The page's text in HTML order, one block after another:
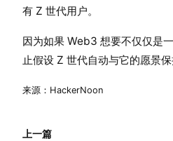
有 Z 世代用户。
因为如果 Web3 想要不仅仅是
止假设 Z 世代自动与它的愿景保
来源：HackerNoon
上一篇